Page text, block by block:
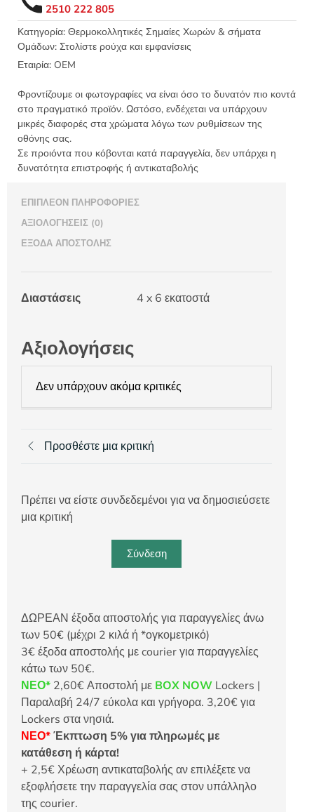
Ένωσης
4
x
6εκ
APU01905
ποσότητα
2510 222 805
Κατηγορία: Θερμοκολλητικές Σημαίες Χωρών & σήματα
Ομάδων: Στολίστε ρούχα και εμφανίσεις
Εταιρία: OEM
Φροντίζουμε οι φωτογραφίες να είναι όσο το δυνατόν πιο κοντά
στο πραγματικό προϊόν. Ωστόσο, ενδέχεται να υπάρχουν
μικρές διαφορές στα χρώματα λόγω των ρυθμίσεων της
οθόνης σας.
Σε προιόντα που κόβονται κατά παραγγελία, δεν υπάρχει η
δυνατότητα επιστροφής ή αντικαταβολής
ΕΠΙΠΛΈΟΝ ΠΛΗΡΟΦΟΡΊΕΣ
ΑΞΙΟΛΟΓΉΣΕΙΣ (0)
ΈΞΟΔΑ ΑΠΟΣΤΟΛΉΣ
Διαστάσεις 4 x 6 εκατοστά
Αξιολογήσεις
Δεν υπάρχουν ακόμα κριτικές
Προσθέστε μια κριτική
Πρέπει να είστε συνδεδεμένοι για να δημοσιεύσετε
μια κριτική
Σύνδεση
ΔΩΡΕΑΝ έξοδα αποστολής για παραγγελίες άνω
των 50€ (μέχρι 2 κιλά ή *ογκομετρικό)
3€ έξοδα αποστολής με courier για παραγγελίες
κάτω των 50€.
ΝΕΟ* 2,60€ Αποστολή με BOX NOW Lockers |
Παραλαβή 24/7 εύκολα και γρήγορα. 3,20€ για
Lockers στα νησιά.
ΝΕΟ*Έκπτωση 5% για πληρωμές με
κατάθεση ή κάρτα!
+ 2,5€ Χρέωση αντικαταβολής αν επιλέξετε να
εξοφλήσετε την παραγγελία σας στον υπάλληλο
της courier.